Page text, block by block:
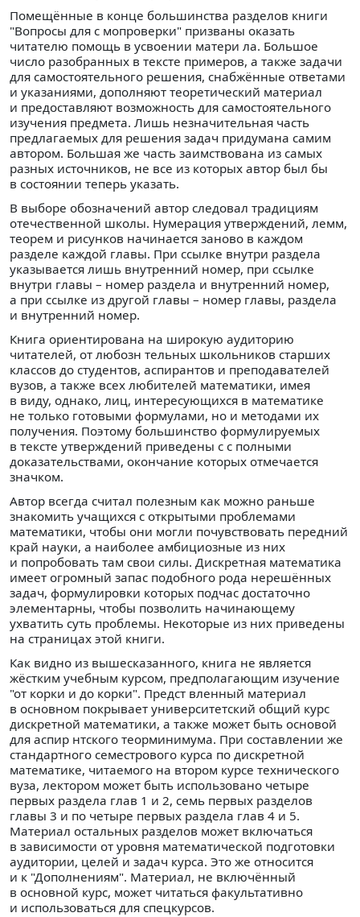
Помещённые в конце большинства разделов книги
"Вопросы для с мопроверки" призваны оказать
читателю помощь в усвоении матери ла. Большое
число разобранных в тексте примеров, а также задачи
для самостоятельного решения, снабжённые ответами
и указаниями, дополняют теоретический материал
и предоставляют возможность для самостоятельного
изучения предмета. Лишь незначительная часть
предлагаемых для решения задач придумана самим
автором. Большая же часть заимствована из самых
разных источников, не все из которых автор был бы
в состоянии теперь указать.
В выборе обозначений автор следовал традициям
отечественной школы. Нумерация утверждений, лемм,
теорем и рисунков начинается заново в каждом
разделе каждой главы. При ссылке внутри раздела
указывается лишь внутренний номер, при ссылке
внутри главы – номер раздела и внутренний номер,
а при ссылке из другой главы – номер главы, раздела
и внутренний номер.
Книга ориентирована на широкую аудиторию
читателей, от любозн тельных школьников старших
классов до студентов, аспирантов и преподавателей
вузов, а также всех любителей математики, имея
в виду, однако, лиц, интересующихся в математике
не только готовыми формулами, но и методами их
получения. Поэтому большинство формулируемых
в тексте утверждений приведены с с полными
доказательствами, окончание которых отмечается
значком.
Автор всегда считал полезным как можно раньше
знакомить учащихся с открытыми проблемами
математики, чтобы они могли почувствовать передний
край науки, а наиболее амбициозные из них
и попробовать там свои силы. Дискретная математика
имеет огромный запас подобного рода нерешённых
задач, формулировки которых подчас достаточно
элементарны, чтобы позволить начинающему
ухватить суть проблемы. Некоторые из них приведены
на страницах этой книги.
Как видно из вышесказанного, книга не является
жёстким учебным курсом, предполагающим изучение
"от корки и до корки". Предст вленный материал
в основном покрывает университетский общий курс
дискретной математики, а также может быть основой
для аспир нтского теорминимума. При составлении же
стандартного семестрового курса по дискретной
математике, читаемого на втором курсе технического
вуза, лектором может быть использовано четыре
первых раздела глав 1 и 2, семь первых разделов
главы 3 и по четыре первых раздела глав 4 и 5.
Материал остальных разделов может включаться
в зависимости от уровня математической подготовки
аудитории, целей и задач курса. Это же относится
и к "Дополнениям". Материал, не включённый
в основной курс, может читаться факультативно
и использоваться для спецкурсов.